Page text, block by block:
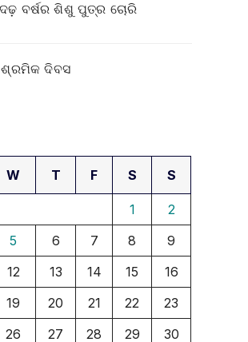
ବର୍ଷର ଶିଶୁ ପୁତ୍ର ଚୋରି
ଶ୍ରମିକ ଦିବସ
W T F S S
1
2
5 6 7 8
9
12 13 14 15
16
19 20 21 22
23
26 27 28 29
30